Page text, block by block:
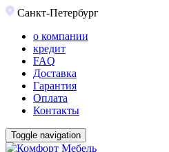
Санкт-Петербург
о компании
кредит
FAQ
Доставка
Гарантия
Оплата
Контакты
Toggle navigation